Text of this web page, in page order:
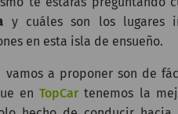
y cuáles son los lugares
en esta isla de ensueño.
vamos a proponer son de
enTopCar tenemos la